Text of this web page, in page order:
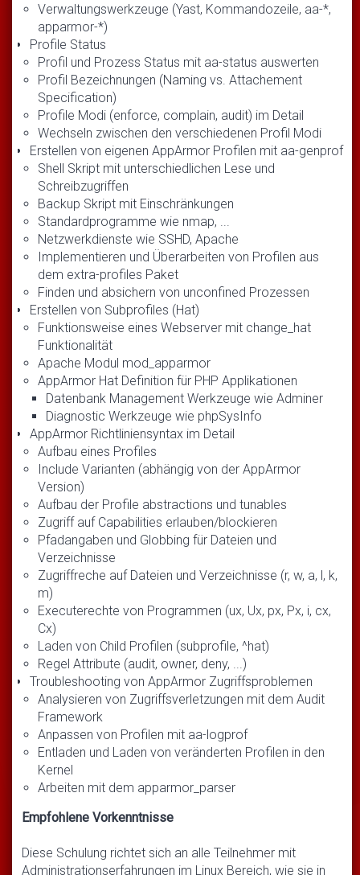
Verwaltungswerkzeuge (Yast, Kommandozeile, aa-*,
apparmor-*)
Profile Status
Profil und Prozess Status mit aa-status auswerten
Profil Bezeichnungen (Naming vs. Attachement
Specification)
Profile Modi (enforce, complain, audit) im Detail
Wechseln zwischen den verschiedenen Profil Modi
Erstellen von eigenen AppArmor Profilen mit aa-genprof
Shell Skript mit unterschiedlichen Lese und
Schreibzugriffen
Backup Skript mit Einschränkungen
Standardprogramme wie nmap, ...
Netzwerkdienste wie SSHD, Apache
Implementieren und Überarbeiten von Profilen aus
dem extra-profiles Paket
Finden und absichern von unconfined Prozessen
Erstellen von Subprofiles (Hat)
Funktionsweise eines Webserver mit change_hat
Funktionalität
Apache Modul mod_apparmor
AppArmor Hat Definition für PHP Applikationen
Datenbank Management Werkzeuge wie Adminer
Diagnostic Werkzeuge wie phpSysInfo
AppArmor Richtliniensyntax im Detail
Aufbau eines Profiles
Include Varianten (abhängig von der AppArmor
Version)
Aufbau der Profile abstractions und tunables
Zugriff auf Capabilities erlauben/blockieren
Pfadangaben und Globbing für Dateien und
Verzeichnisse
Zugriffreche auf Dateien und Verzeichnisse (r, w, a, l, k,
m)
Executerechte von Programmen (ux, Ux, px, Px, i, cx,
Cx)
Laden von Child Profilen (subprofile, ^hat)
Regel Attribute (audit, owner, deny, ...)
Troubleshooting von AppArmor Zugriffsproblemen
Analysieren von Zugriffsverletzungen mit dem Audit
Framework
Anpassen von Profilen mit aa-logprof
Entladen und Laden von veränderten Profilen in den
Kernel
Arbeiten mit dem apparmor_parser
Empfohlene Vorkenntnisse
Diese Schulung richtet sich an alle Teilnehmer mit
Administrationserfahrungen im Linux Bereich, wie sie in